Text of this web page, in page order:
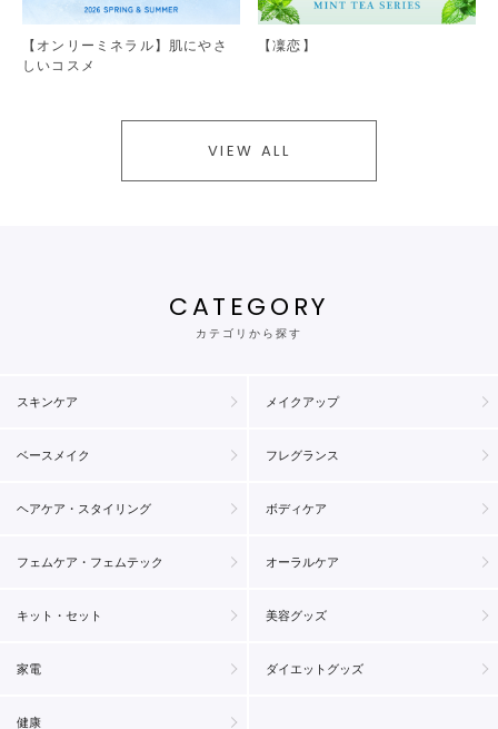
【オンリーミネラル】肌にやさ
しいコスメ
【凜恋】
VIEW ALL
CATEGORY
カテゴリから探す
スキンケア メイクアップ
ベースメイク フレグランス
ヘアケア・スタイリング ボディケア
フェムケア・フェムテック オーラルケア
キット・セット 美容グッズ
家電 ダイエットグッズ
健康